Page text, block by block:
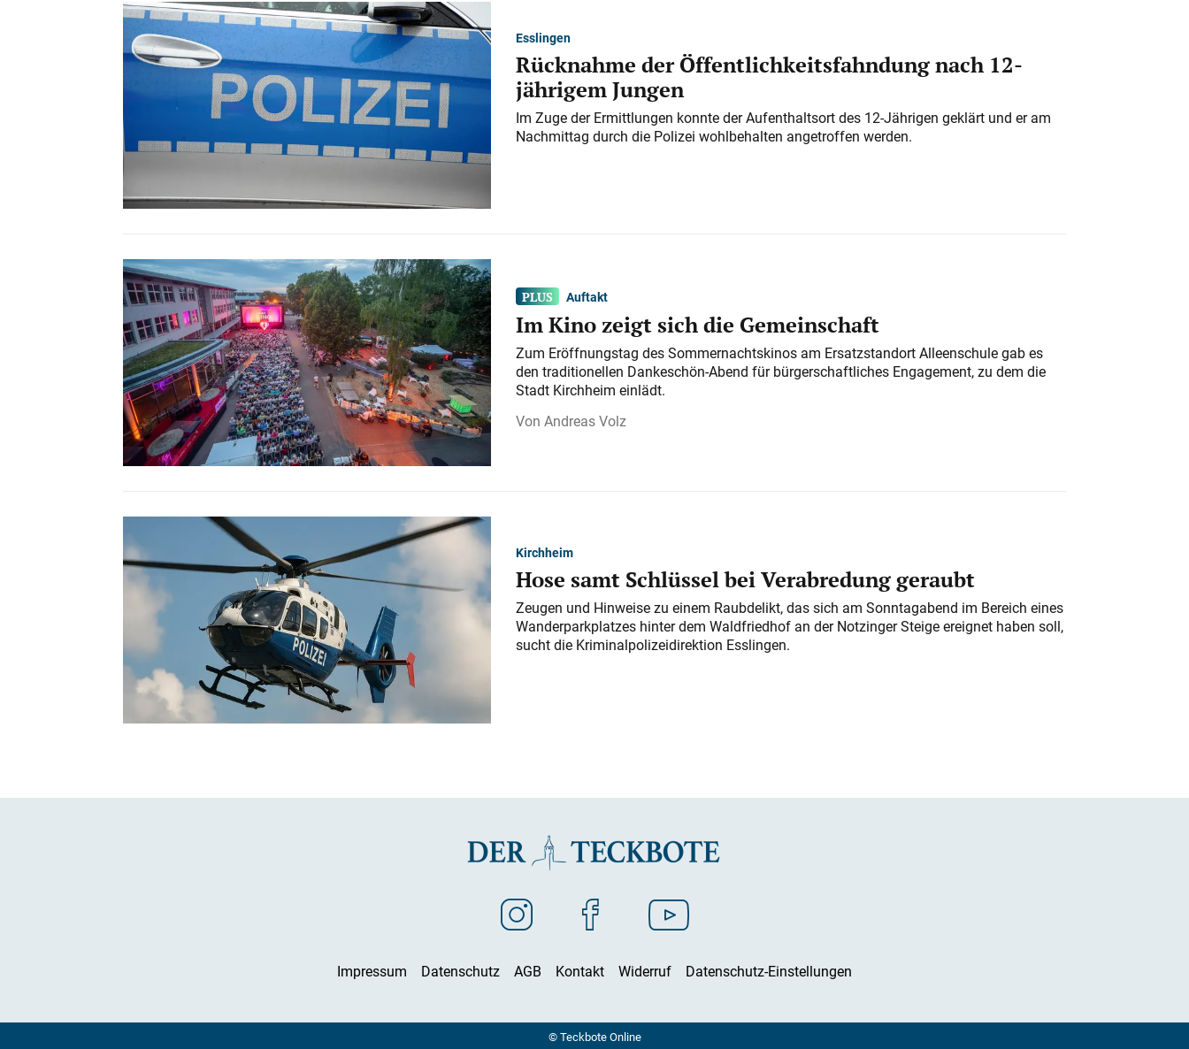
Esslingen
Rücknahme der Öffentlichkeitsfahndung nach 12-
jährigem Jungen
Im Zuge der Ermittlungen konnte der Aufenthaltsort des 12-Jährigen geklärt und er am
Nachmittag durch die Polizei wohlbehalten angetroffen werden.
Auftakt
Im Kino zeigt sich die Gemeinschaft
Zum Eröffnungstag des Sommernachtskinos am Ersatzstandort Alleenschule gab es
den traditionellen Dankeschön-Abend für bürgerschaftliches Engagement, zu dem die
Stadt Kirchheim einlädt.
Andreas Volz
Kirchheim
Hose samt Schlüssel bei Verabredung geraubt
Zeugen und Hinweise zu einem Raubdelikt, das sich am Sonntagabend im Bereich eines
Wanderparkplatzes hinter dem Waldfriedhof an der Notzinger Steige ereignet haben soll,
sucht die Kriminalpolizeidirektion Esslingen.
Impressum Datenschutz AGB Kontakt Widerruf Datenschutz-Einstellungen
© Teckbote Online